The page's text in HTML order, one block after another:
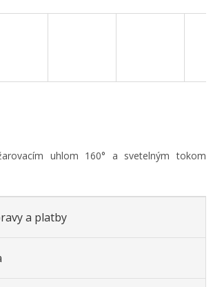
uhlom 160° a svetelným tokom
a platby